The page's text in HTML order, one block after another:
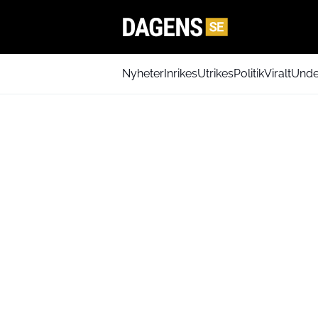
NyheterInrikesUtrikesPolitikViralt